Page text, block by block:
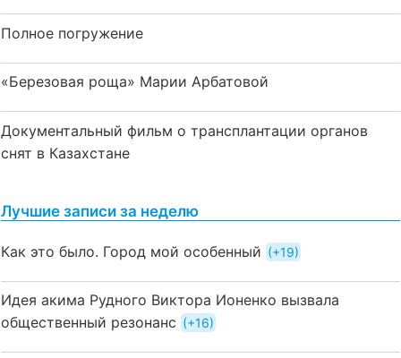
Полное погружение
«Березовая роща» Марии Арбатовой
Документальный фильм о трансплантации органов
снят в Казахстане
Лучшие записи за неделю
Как это было. Город мой особенный +19
Идея акима Рудного Виктора Ионенко вызвала
общественный резонанс
+16